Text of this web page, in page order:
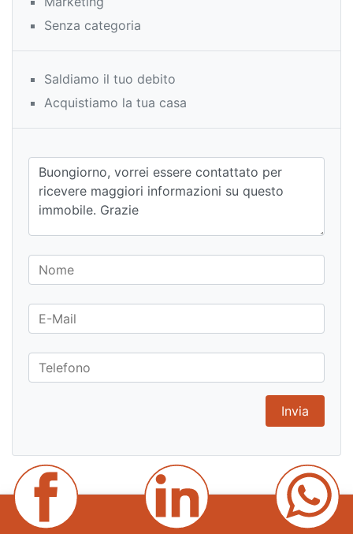
Senza categoria
Saldiamo il tuo debito
Acquistiamo la tua casa